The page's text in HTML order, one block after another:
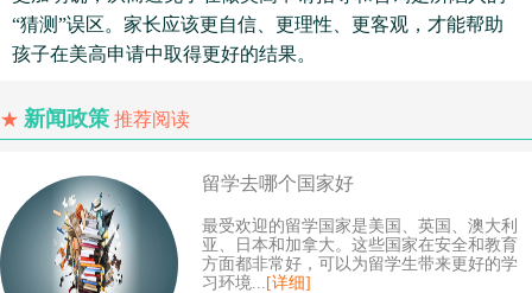
“猜测”误区。家长应该更自信、更理性、更客观，才能帮助
孩子在美高申请中取得更好的结果。
★ 新闻政策 推荐阅读
留学去哪个国家好
最受欢迎的留学国家是美国、英国、澳大利
亚、日本和加拿大。这些国家在安全和教育
方面都非常好，可以为留学生带来更好的学
习环境... [详细]